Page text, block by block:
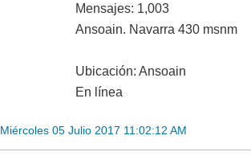
Mensajes: 1,003
Ansoain. Navarra 430 msnm
Ubicación: Ansoain
En línea
Miércoles 05 Julio 2017 11:02:12 AM